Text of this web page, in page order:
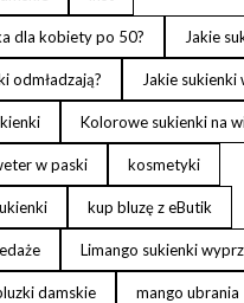
dla kobiety po 50? Jakie
odmładzają? Jakie sukienki
Kolorowe sukienki na
w paski kosmetyki
kup bluzę z eButik
Limango sukienki
damskie mango ubrania